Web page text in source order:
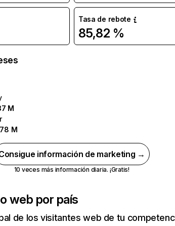
Tasa de rebote
85,82 %
M
M
información de marketing →
10 veces más información diaria. ¡Gratis!
web por país
de los visitantes web de tu